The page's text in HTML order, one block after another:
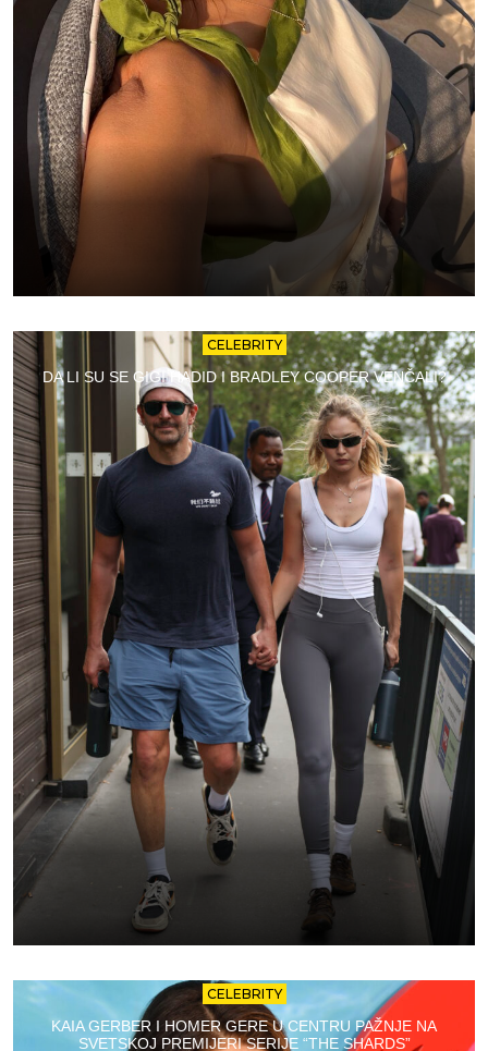
CELEBRITY
DA LI SU SE GIGI HADID I BRADLEY COOPER VENČALI?
CELEBRITY
KAIA GERBER I HOMER GERE U CENTRU PAŽNJE NA
SVETSKOJ PREMIJERI SERIJE “THE SHARDS”